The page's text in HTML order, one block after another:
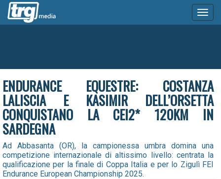
ENDURANCE EQUESTRE: COSTANZA
LALISCIA E KASIMIR DELL’ORSETTA
CONQUISTANO LA CEI2* 120KM IN
SARDEGNA
Ad Abbasanta (OR), la campionessa umbra domina una
competizione internazionale di altissimo livello: centrata la
qualificazione per la finale di Coppa Italia e per lo Zigulì FEI
Endurance European Championship 2025.